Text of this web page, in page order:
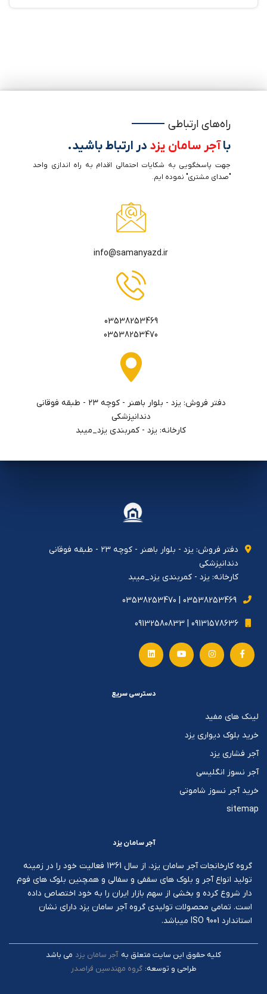
راه‌های ارتباطی
باآجر سامان یزد در ارتباط باشید.
جهت پاسخگویی به شکایات احتمالی اقدام به راه اندازی واحد
"صدای مشتری" نموده ایم.
info@samanyazd.ir
03538253469
03538253470
دفتر فروش: يزد - بلوار باهنر - كوچه ٢٣ - طبقه فوقاني
دندانپزشكي
کارخانه: یزد - کمربندی یزد_میبد
دفتر فروش: يزد - بلوار باهنر - كوچه ٢٣ - طبقه فوقاني
دندانپزشكي
کارخانه: یزد - کمربندی یزد_میبد
03538253469 | 03538253470
09131578636 | 09132580833
دسترسی سریع
لینک های مفید
خرید بلوک دیواری یزد
آجر فشاری یزد
آجر نسوز انگلیسی
خرید آجر نسوز شاموتی
sitemap
آجر سامان یزد
گروه کارخانجات آجر سامان یزد، از سال 1361 فعالیت خود را در زمینه
تولید انواع آجر و بلوک های سقفی و سفالی و همچنین بلوک های فوم
دار شروع کرده و بخشی از سهم بازار ایران را به خود اختصاص داده
است. تمامی محصولات تولیدی گروه آجر سامان یزد دارای نشان
استاندارد ISO 9001 میباشد.
کليه حقوق اين سايت متعلق به آجر سامان یزد می باشد
طراحی و توسعه: گروه مهندسین فراصدر